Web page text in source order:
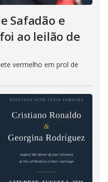
Safadão e
ao leilão de
vermelho em prol de